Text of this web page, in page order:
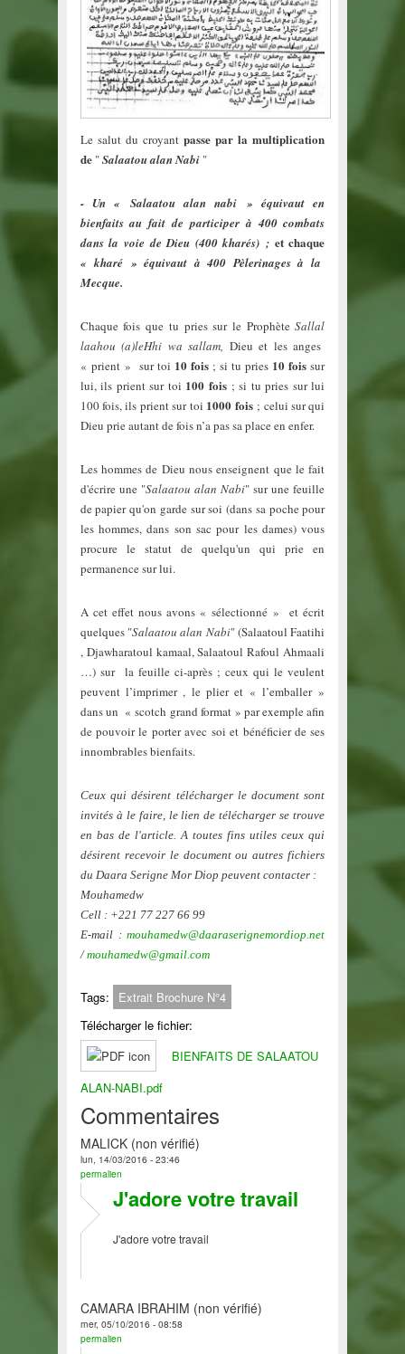
Le salut du croyantpasse par la multiplication
de "Salaatou alan Nabi "
- Un « Salaatou alan nabi » équivaut en
bienfaits au fait de participer à 400 combats
dans la voie de Dieu (400 kharés) ; et chaque
« kharé » équivaut à 400 Pèlerinages à la
Mecque.
Chaque fois que tu pries sur le ProphèteSallal
laahou (a)leHhi wa sallam Dieu et les anges
« prient » sur toi 10 fois; si tu pries 10 fois sur
lui, ils prient sur toi 100 fois; si tu pries sur lui
100 fois, ils prient sur toi 1000 fois; celui sur qui
Dieu prie autant de fois n’a pas sa place en enfer.
Les hommes de Dieu nous enseignent que le fait
d'écrire une "Salaatou alan Nabi" sur une feuille
de papier qu'on garde sur soi (dans sa poche pour
les hommes, dans son sac pour les dames) vous
procure le statut de quelqu'un qui prie en
permanence sur lui.
A cet effet nous avons « sélectionné » et écrit
quelques "Salaatou alan Nabi" (Salaatoul Faatihi
, Djawharatoul kamaal, Salaatoul Rafoul Ahmaali
…) sur la feuille ci-après ; ceux qui le veulent
peuvent l’imprimer , le plier et « l’emballer »
dans un « scotch grand format » par exemple afin
de pouvoir le porter avec soi et bénéficier de ses
innombrables bienfaits.
Ceux qui désirent télécharger le document sont
invités à le faire, le lien de télécharger se trouve
en bas de l'article. A toutes fins utiles ceux qui
désirent recevoir le document ou autres fichiers
du Daara Serigne Mor Diop peuvent contacter :
Mouhamedw
Cell : +221 77 227 66 99
E-mail :mouhamedw@daaraserignemordiop.net
/mouhamedw@gmail.com
Tags:
Extrait Brochure N°4
Télécharger le fichier:
BIENFAITS DE SALAATOU
ALAN-NABI.pdf
Commentaires
MALICK (non vérifié)
lun, 14/03/2016 - 23:46
permalien
J'adore votre travail
J'adore votre travail
CAMARA IBRAHIM (non vérifié)
mer, 05/10/2016 - 08:58
permalien